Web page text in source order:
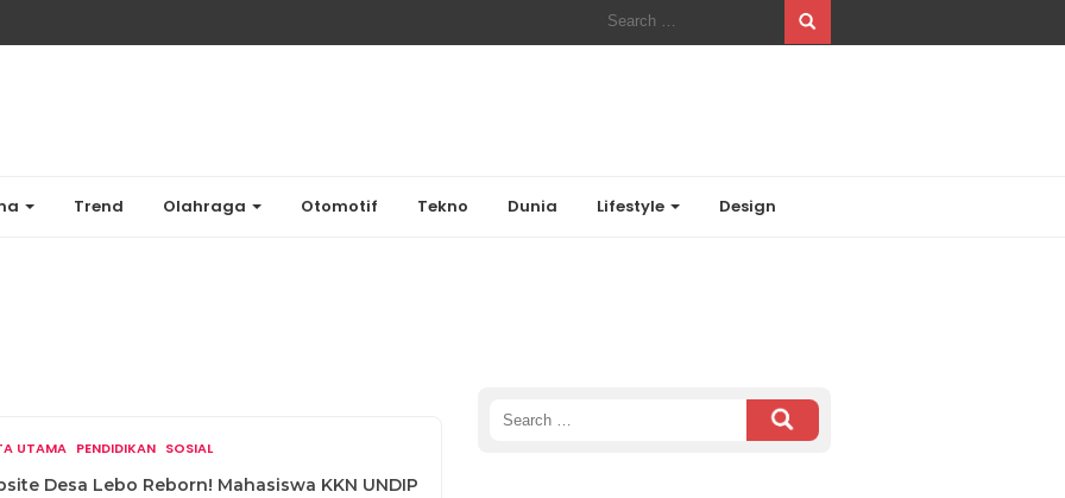
Search
Trend Olahraga Otomotif Tekno Dunia Lifestyle Design
UTAMA PENDIDIKAN SOSIAL
Desa Lebo Reborn! Mahasiswa KKN UNDIP
Search